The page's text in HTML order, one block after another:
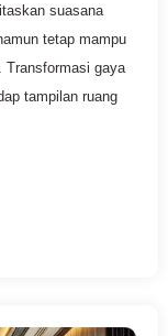
suasana
tetap mampu
Transformasi gaya
tampilan ruang